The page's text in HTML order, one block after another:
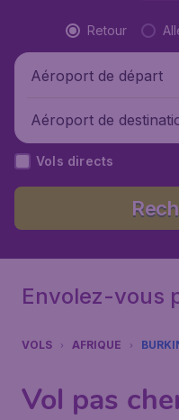
Retour
Aéroport de départ
Aéroport de
Vols directs
Envolez-vous
VOLS AFRIQUE
Vol pas